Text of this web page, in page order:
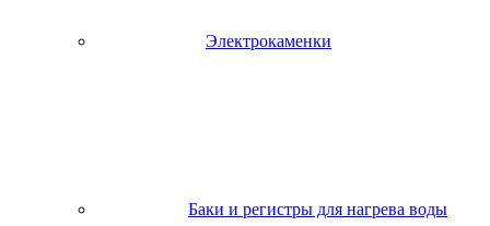
Электрокаменки
Баки и регистры для нагрева воды